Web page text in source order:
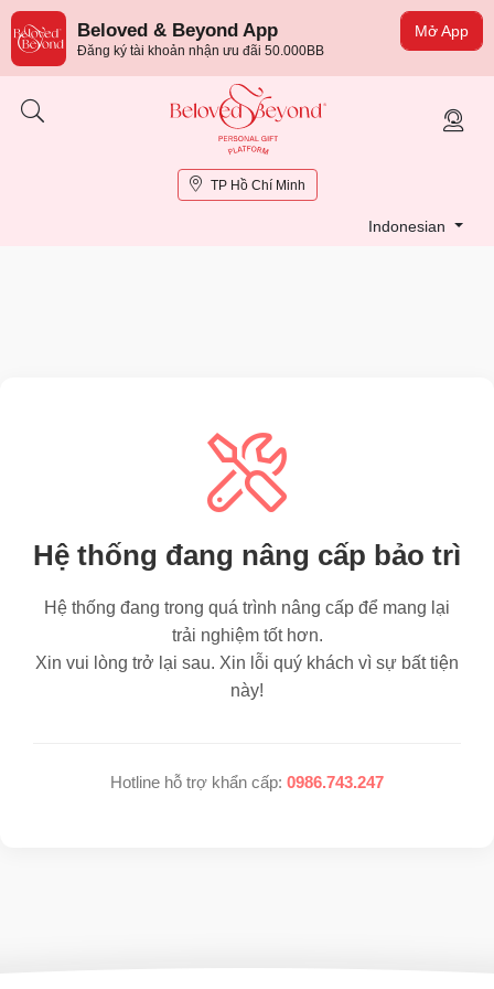
Mở App
Beloved & Beyond App
Đăng ký tài khoản nhận ưu đãi 50.000BB
TP Hồ Chí Minh
Indonesian
Hệ thống đang nâng cấp bảo trì
Hệ thống đang trong quá trình nâng cấp để mang lại
trải nghiệm tốt hơn.
Xin vui lòng trở lại sau. Xin lỗi quý khách vì sự bất tiện
này!
Hotline hỗ trợ khẩn cấp: 0986.743.247